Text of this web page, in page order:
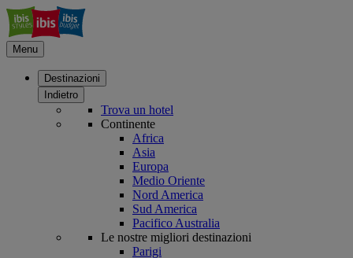
Menu
Destinazioni
Indietro
Trova un hotel
Continente
Africa
Asia
Europa
Medio Oriente
Nord America
Sud America
Pacifico Australia
Le nostre migliori destinazioni
Parigi